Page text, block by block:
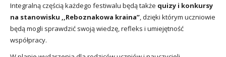
Integralną częścią każdego festiwalu będą także quizy i konkursy
na stanowisku ,,Reboznakowa kraina” , dzięki którym uczniowie
będą mogli sprawdzić swoją wiedzę, refleks i umiejętność
współpracy.